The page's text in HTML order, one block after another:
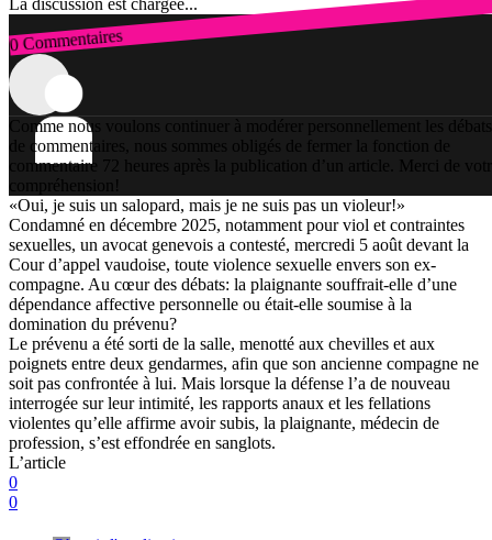
La discussion est chargée...
0 Commentaires
Connexion
Comme nous voulons continuer à modérer personnellement les débats
de commentaires, nous sommes obligés de fermer la fonction de
commentaire 72 heures après la publication d’un article. Merci de
compréhension!
«Oui, je suis un salopard, mais je ne suis pas un violeur!»
Condamné en décembre 2025, notamment pour viol et contraintes
sexuelles, un avocat genevois a contesté, mercredi 5 août devant la
Cour d’appel vaudoise, toute violence sexuelle envers son ex-
compagne. Au cœur des débats: la plaignante souffrait-elle d’une
dépendance affective personnelle ou était-elle soumise à la
domination du prévenu?
Le prévenu a été sorti de la salle, menotté aux chevilles et aux
poignets entre deux gendarmes, afin que son ancienne compagne ne
soit pas confrontée à lui. Mais lorsque la défense l’a de nouveau
interrogée sur leur intimité, les rapports anaux et les fellations
violentes qu’elle affirme avoir subis, la plaignante, médecin de
profession, s’est effondrée en sanglots.
L’article
0
0